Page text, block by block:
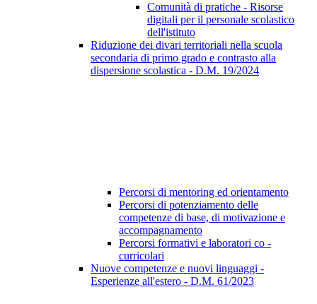
Comunità di pratiche - Risorse
digitali per il personale scolastico
dell'istituto
Riduzione dei divari territoriali nella scuola
secondaria di primo grado e contrasto alla
dispersione scolastica - D.M. 19/2024
Percorsi di mentoring ed orientamento
Percorsi di potenziamento delle
competenze di base, di motivazione e
accompagnamento
Percorsi formativi e laboratori co -
curricolari
Nuove competenze e nuovi linguaggi -
Esperienze all'estero - D.M. 61/2023